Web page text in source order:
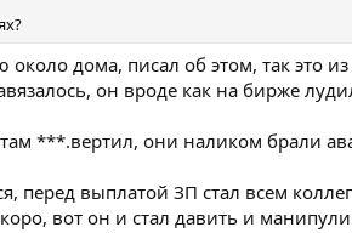
дома, писал об этом, так это
он вроде как на бирже
***.вертил, они наликом брали
выплатой ЗП стал всем
вот он и стал давить и